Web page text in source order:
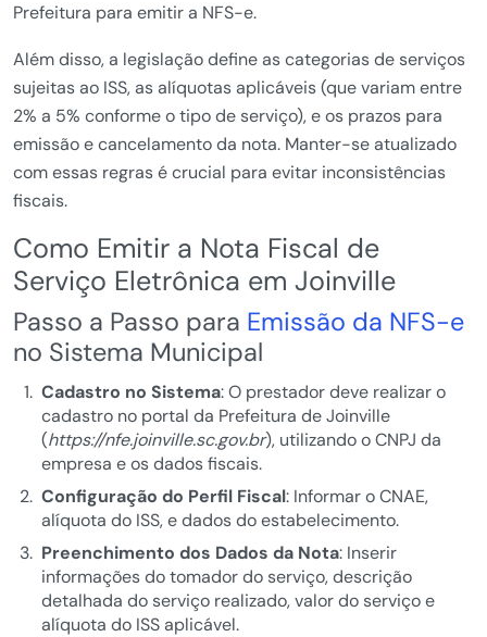
Prefeitura para emitir a NFS-e.
Além disso, a legislação define as categorias de serviços
sujeitas ao ISS, as alíquotas aplicáveis (que variam entre
2% a 5% conforme o tipo de serviço), e os prazos para
emissão e cancelamento da nota. Manter-se atualizado
com essas regras é crucial para evitar inconsistências
fiscais.
Como Emitir a Nota Fiscal de
Serviço Eletrônica em Joinville
Passo a Passo para Emissão da NFS-e
no Sistema Municipal
Cadastro no Sistema: O prestador deve realizar o
cadastro no portal da Prefeitura de Joinville
(https://nfe.joinville.sc.gov.br), utilizando o CNPJ da
empresa e os dados fiscais.
Configuração do Perfil Fiscal: Informar o CNAE,
alíquota do ISS, e dados do estabelecimento.
Preenchimento dos Dados da Nota: Inserir
informações do tomador do serviço, descrição
detalhada do serviço realizado, valor do serviço e
alíquota do ISS aplicável.